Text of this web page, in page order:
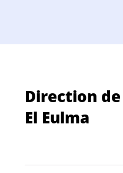
Direction
El Eulma